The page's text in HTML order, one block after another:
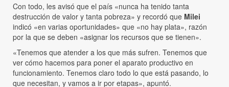
Con todo, les avisó que el país «nunca ha tenido tanta
destrucción de valor y tanta pobreza» y recordó que Milei
indicó «en varias oportunidades» que «no hay plata», razón
por la que se deben «asignar los recursos que se tienen».
«Tenemos que atender a los que más sufren. Tenemos que
ver cómo hacemos para poner el aparato productivo en
funcionamiento. Tenemos claro todo lo que está pasando, lo
que necesitan, y vamos a ir por etapas», apuntó.